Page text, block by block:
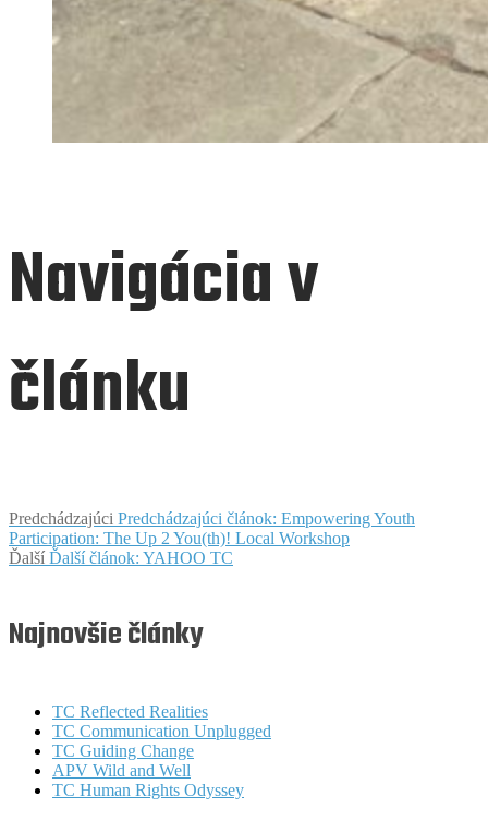
Navigácia v
článku
Predchádzajúci Predchádzajúci článok: Empowering Youth
Participation: The Up 2 You(th)! Local Workshop
Ďalší Ďalší článok: YAHOO TC
Najnovšie články
TC Reflected Realities
TC Communication Unplugged
TC Guiding Change
APV Wild and Well
TC Human Rights Odyssey